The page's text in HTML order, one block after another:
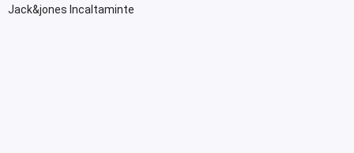
Jack&jones Incaltaminte